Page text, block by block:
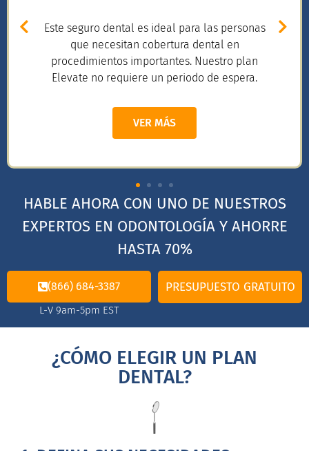
Este seguro dental es ideal para las personas
que necesitan cobertura dental en
procedimientos importantes. Nuestro plan
Elevate no requiere un periodo de espera.
VER MÁS
HABLE AHORA CON UNO DE NUESTROS
EXPERTOS EN ODONTOLOGÍA Y AHORRE
HASTA 70%
(866) 684-3387
L-V 9am-5pm EST
PRESUPUESTO GRATUITO
¿CÓMO ELEGIR UN PLAN
DENTAL?